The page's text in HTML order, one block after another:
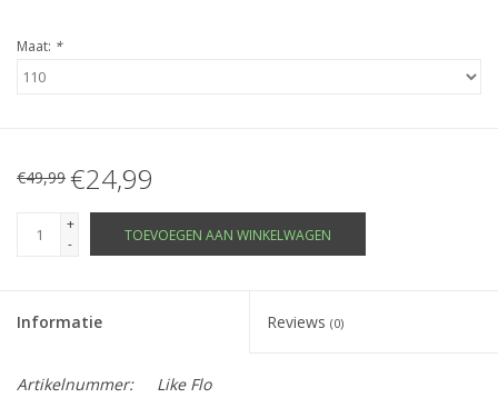
Maat: *
€49,99 €24,99
+
-
TOEVOEGEN AAN WINKELWAGEN
Informatie Reviews (0)
Artikelnummer:
Like Flo